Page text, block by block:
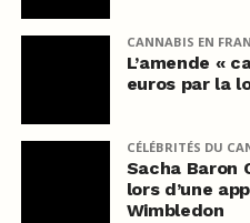
CANNABIS EN
L’amende «
euros par la
CÉLÉBRITÉS DU
Sacha Baron
lors d’une
Wimbledon